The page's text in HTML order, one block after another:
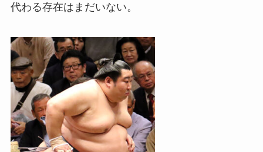
代わる存在はまだいない。